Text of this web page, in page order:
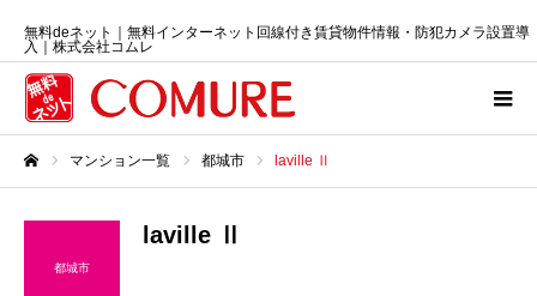
無料deネット｜無料インターネット回線付き賃貸物件情報・防犯カメラ設置導
入｜株式会社コムレ
マンション一覧 都城市 laville Ⅱ
都城市
laville Ⅱ